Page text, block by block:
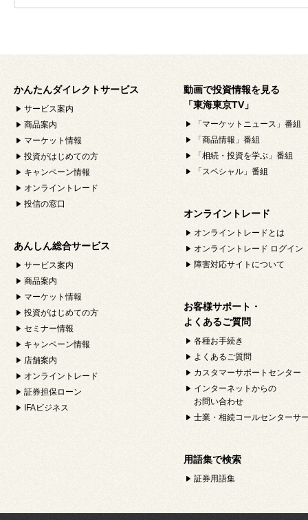
かんたんダイレクトサービス
サービス案内
商品案内
マーケット情報
投資がはじめての方
キャンペーン情報
オンライントレード
投信の窓口
あんしん総合サービス
サービス案内
商品案内
マーケット情報
投資がはじめての方
セミナー情報
キャンペーン情報
店舗案内
オンライントレード
証券担保ローン
IFAビジネス
動画で投資情報を見る
「東海東京TV」
「マーケットニュース」番組
「商品情報」番組
「相続・投資を学ぶ」番組
「スペシャル」番組
オンライントレード
オンライントレードとは
オンライントレード ログイン
障害対応サイトについて
お客様サポート・
よくあるご質問
各種お手続き
よくあるご質問
カスタマーサポートセンター
インターネットからの
お問い合わせ
士業・相続コールセンターサ
用語集で検索
証券用語集